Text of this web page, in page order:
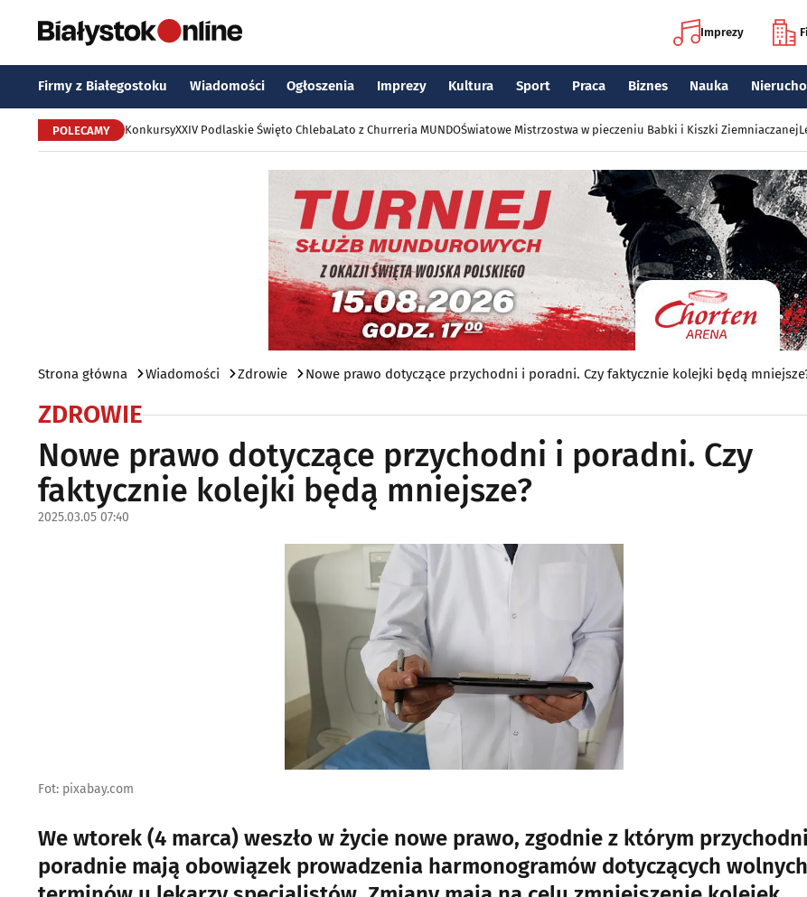
Imprezy
Firmy z Białegostoku Wiadomości Ogłoszenia Imprezy Kultura Sport Praca Biznes Nauka
POLECAMY KonkursyXXIV Podlaskie Święto ChlebaLato z Churreria MUNDOŚwiatowe Mistrzostwa w pieczeniu Babki i Kiszki Ziemniaczanej
Strona główna Wiadomości Zdrowie Nowe prawo dotyczące przychodni i poradni. Czy faktycznie kolejki będą
ZDROWIE
Nowe prawo dotyczące przychodni i poradni. Czy
faktycznie kolejki będą mniejsze?
2025.03.05 07:40
Fot: pixabay.com
We wtorek (4 marca) weszło w życie nowe prawo, zgodnie z którym
poradnie mają obowiązek prowadzenia harmonogramów dotyczących wolnych